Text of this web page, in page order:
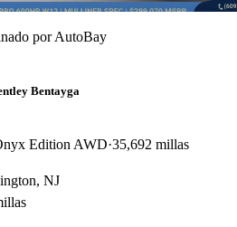
porAutoBay
Bentayga
Edition AWD 35,692 millas
NJ